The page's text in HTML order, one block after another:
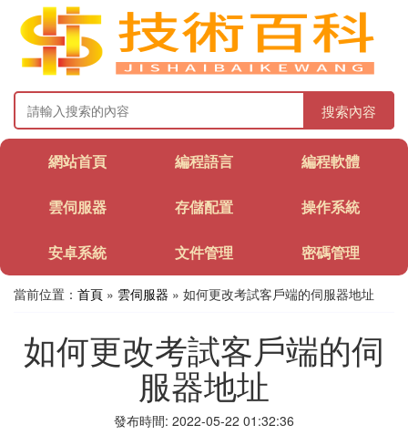
搜索內容
網站首頁 編程語言 編程軟體
雲伺服器 存儲配置 操作系統
安卓系統 文件管理 密碼管理
當前位置： 首頁 » 雲伺服器 » 如何更改考試客戶端的伺服器地址
如何更改考試客戶端的伺
服器地址
發布時間: 2022-05-22 01:32:36